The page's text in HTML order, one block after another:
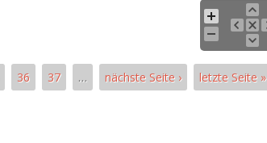
36 37 … nächste Seite › letzte Seite »